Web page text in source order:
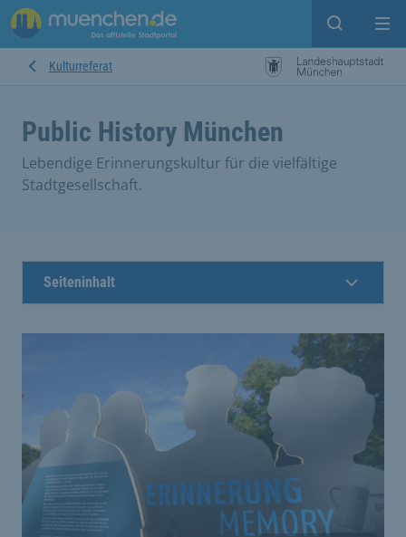
Open
Kulturreferat
Public History München
Lebendige Erinnerungskultur für die vielfältige
Stadtgesellschaft.
Seiteninhalt